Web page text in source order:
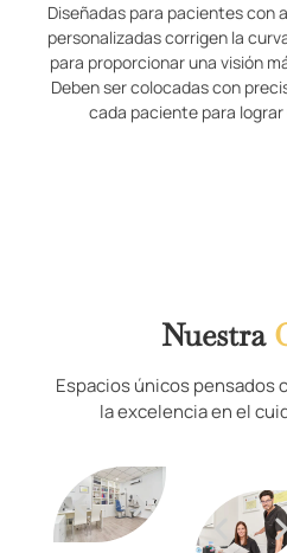
Diseñadas para pacientes con
personalizadas corrigen la
para proporcionar una visión
Deben ser colocadas con
cada paciente para
Nuestra
Espacios únicos pensados
la excelencia en el